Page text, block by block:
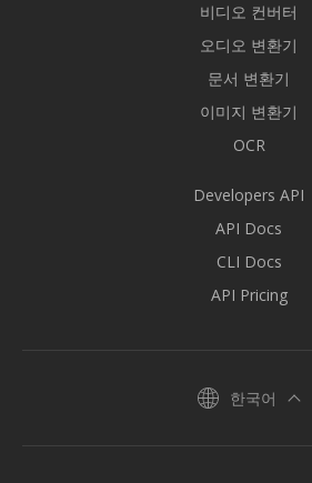
비디오 컨버터
오디오 변환기
문서 변환기
이미지 변환기
OCR
Developers API
API Docs
CLI Docs
API Pricing
한국어